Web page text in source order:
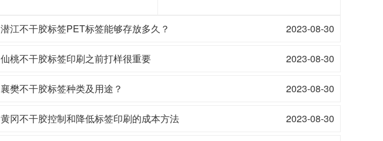
2023-08-30
潜江不干胶标签PET标签能够存放多久？
2023-08-30
仙桃不干胶标签印刷之前打样很重要
2023-08-30
襄樊不干胶标签种类及用途？
2023-08-30
黄冈不干胶控制和降低标签印刷的成本方法